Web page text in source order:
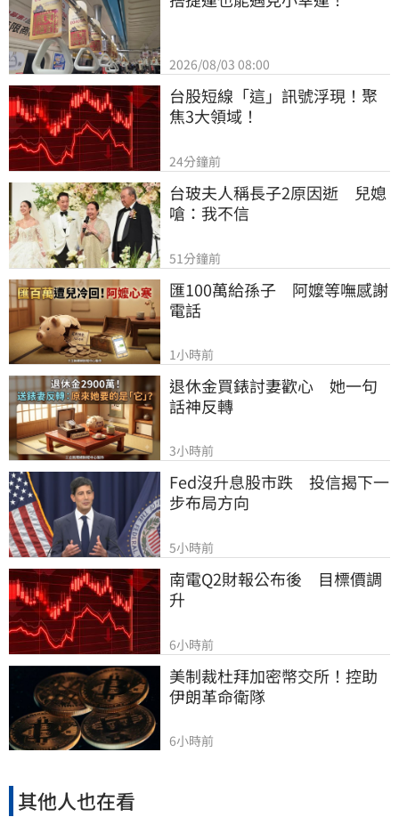
2026/08/03 08:00
台股短線「這」訊號浮現！聚
焦3大領域！
24分鐘前
台玻夫人稱長子2原因逝　兒媳
嗆：我不信
51分鐘前
匯100萬給孫子　阿嬤等嘸感謝
電話
1小時前
退休金買錶討妻歡心　她一句
話神反轉
3小時前
Fed沒升息股市跌　投信揭下一
步布局方向
5小時前
南電Q2財報公布後　目標價調
升
6小時前
美制裁杜拜加密幣交所！控助
伊朗革命衛隊
6小時前
其他人也在看